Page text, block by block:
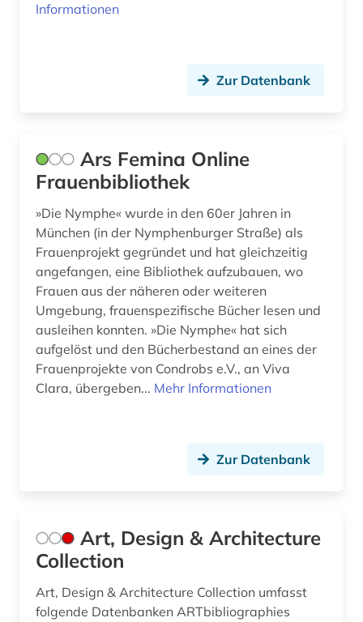
hochschul- und universitätswesen (1)
hochschullehre (1)
hochschulmanagement (1)
hochschulorganisation (1)
hochschulpolitik (1)
hochschulprofil (1)
hochschulpädagogik (1)
hochschulschrift (2)
hort (1)
hörbuch (1)
Informationen
Zur Datenbank
Ars Femina Online
Frauenbibliothek
»Die Nymphe« wurde in den 60er Jahren in
München (in der Nymphenburger Straße) als
Frauenprojekt gegründet und hat gleichzeitig
angefangen, eine Bibliothek aufzubauen, wo
Frauen aus der näheren oder weiteren
Umgebung, frauenspezifische Bücher lesen und
ausleihen konnten. »Die Nymphe« hat sich
aufgelöst und den Bücherbestand an eines der
Frauenprojekte von Condrobs e.V., an Viva
Clara, übergeben... Mehr Informationen
Zur Datenbank
Art, Design & Architecture
Collection
Art, Design & Architecture Collection umfasst
folgende Datenbanken ARTbibliographies